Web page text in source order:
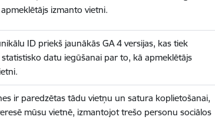
izmanto vietni.
ID priekš jaunākās GA 4 versijas, kas tiek
datu iegūšanai par to, kā apmeklētājs
ir paredzētas tādu vietņu un satura koplietošanai,
mūsu vietnē, izmantojot trešo personu sociālos